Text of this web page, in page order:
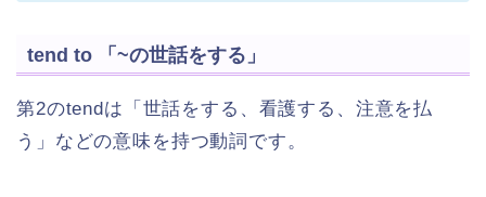
tend to 「~の世話をする」
第2のtendは「世話をする、看護する、注意を払
う」などの意味を持つ動詞です。